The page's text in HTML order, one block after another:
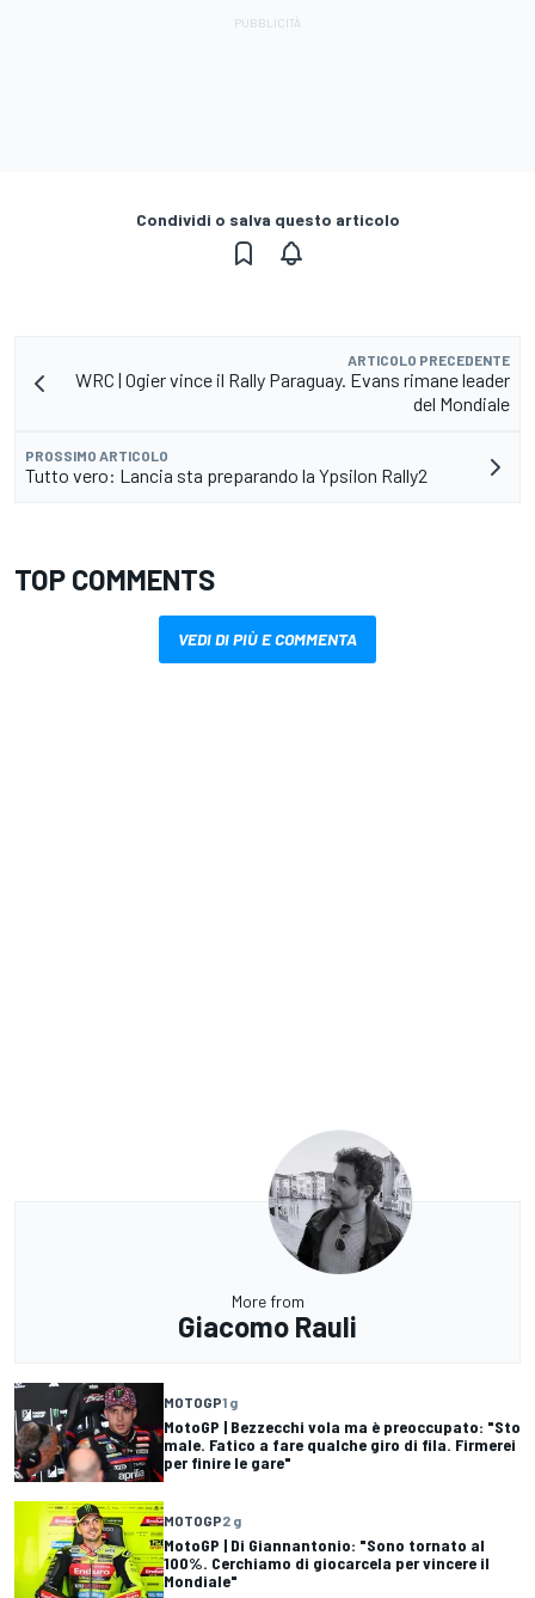
Condividi o salva questo articolo
ARTICOLO PRECEDENTE
WRC | Ogier vince il Rally Paraguay. Evans rimane leader
del Mondiale
PROSSIMO ARTICOLO
Tutto vero: Lancia sta preparando la Ypsilon Rally2
TOP COMMENTS
VEDI DI PIÙ E COMMENTA
More from
Giacomo Rauli
MOTOGP1 g
MotoGP | Bezzecchi vola ma è preoccupato: "Sto
male. Fatico a fare qualche giro di fila. Firmerei
per finire le gare"
MOTOGP2 g
MotoGP | Di Giannantonio: "Sono tornato al
100%. Cerchiamo di giocarcela per vincere il
Mondiale"